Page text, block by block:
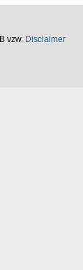
vzw. Disclaimer